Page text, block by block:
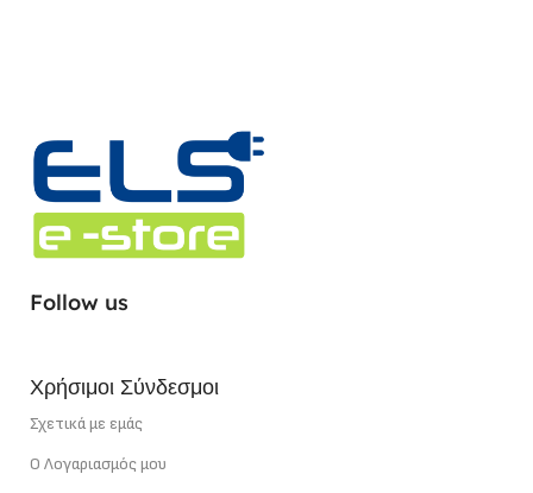
Follow us
Χρήσιμοι Σύνδεσμοι
Σχετικά με εμάς
Ο Λογαριασμός μου